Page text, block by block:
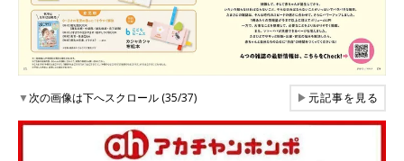
▼次の画像は下へスクロール (35/37) ▶元記事を見る